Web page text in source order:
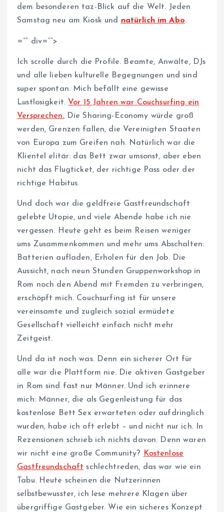
dem besonderen taz-Blick auf die Welt. Jeden
Samstag neu am Kiosk und natürlich im Abo.
=”” div=””>
Ich scrolle durch die Profile. Beamte, Anwälte, DJs
und alle lieben kulturelle Begegnungen und sind
super spontan. Mich befällt eine gewisse
Lustlosigkeit. Vor 15 Jahren war Couchsurfing ein
Versprechen.Die Sharing-Economy würde groß
werden, Grenzen fallen, die Vereinigten Staaten
von Europa zum Greifen nah. Natürlich war die
Klientel elitär: das Bett zwar umsonst, aber eben
nicht das Flugticket, der richtige Pass oder der
richtige Habitus.
Und doch war die geldfreie Gastfreundschaft
gelebte Utopie, und viele Abende habe ich nie
vergessen. Heute geht es beim Reisen weniger
ums Zusammenkommen und mehr ums Abschalten:
Batterien aufladen, Erholen für den Job. Die
Aussicht, nach neun Stunden Gruppenworkshop in
Rom noch den Abend mit Fremden zu verbringen,
erschöpft mich. Couchsurfing ist für unsere
vereinsamte und zugleich sozial ermüdete
Gesellschaft vielleicht einfach nicht mehr
Zeitgeist.
Und da ist noch was. Denn ein sicherer Ort für
alle war die Plattform nie. Die aktiven Gastgeber
in Rom sind fast nur Männer. Und ich erinnere
mich: Männer, die als Gegenleistung für das
kostenlose Bett Sex erwarteten oder aufdringlich
wurden, habe ich oft erlebt – und nicht nur ich. In
Rezensionen schrieb ich nichts davon. Denn waren
wir nicht eine große Community?
Kostenlose
Gastfreundschaft schlechtreden, das war wie ein
Tabu. Heute scheinen die Nutzerinnen
selbstbewusster, ich lese mehrere Klagen über
übergriffige Gastgeber. Wie ein sicheres Konzept